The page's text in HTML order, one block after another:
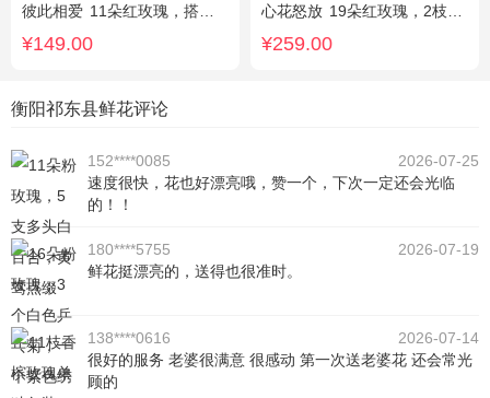
彼此相爱 11朵红玫瑰，搭配适量满天星、叶上黄金。
¥149.00
心花怒放 19朵红玫瑰，2枝多头粉百合，配花、黄莺搭配
¥259.00
衡阳祁东县鲜花评论
152****0085
2026-07-25
速度很快，花也好漂亮哦，赞一个，下次一定还会光临
的！！
180****5755
2026-07-19
鲜花挺漂亮的，送得也很准时。
138****0616
2026-07-14
很好的服务 老婆很满意 很感动 第一次送老婆花 还会常光
顾的